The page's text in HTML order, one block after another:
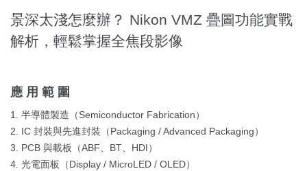
景深太淺怎麼辦？ Nikon VMZ 疊圖功能實戰
解析，輕鬆掌握全焦段影像
應用範圍
1. 半導體製造（Semiconductor Fabrication）
2. IC 封裝與先進封裝（Packaging / Advanced Packaging）
3. PCB 與載板（ABF、BT、HDI）
4. 光電面板（Display / MicroLED / OLED）